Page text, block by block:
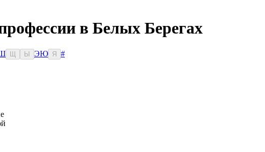
в Белых Берегах
Ы ЭЮ Я
#